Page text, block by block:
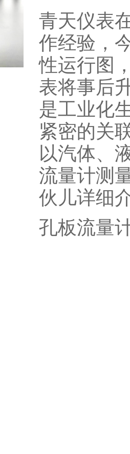
青天仪表
作经验，
性运行图
表将事后
是工业化
紧密的关
以汽体、
流量计测
伙儿详细
孔板流量